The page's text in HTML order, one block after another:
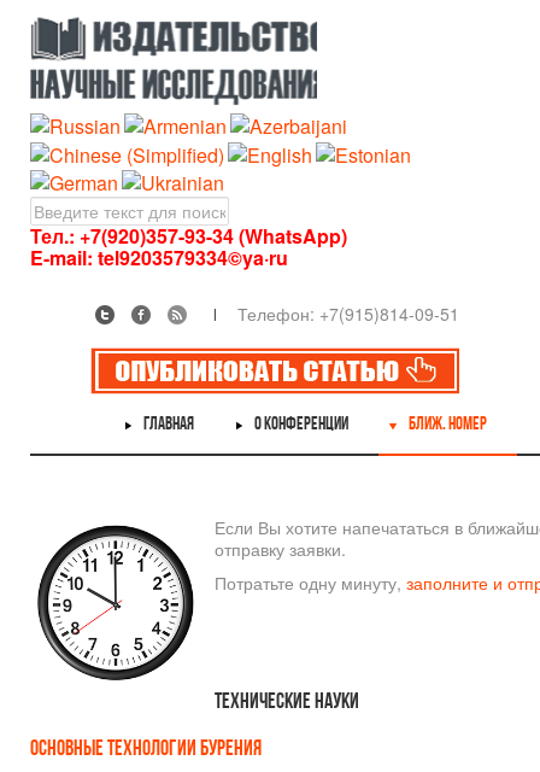
Тел.: +7(920)357-93-34 (WhatsApp)
E-mail: tel9203579334©ya·ru
Телефон: +7(915)814-09-51
ГЛАВНАЯ О КОНФЕРЕНЦИИ БЛИЖ. НОМЕР
Если Вы хотите напечататься в
отправку заявки.
Потратьте одну минуту, заполните и
Технические науки
ОСНОВНЫЕ ТЕХНОЛОГИИ БУРЕНИЯ